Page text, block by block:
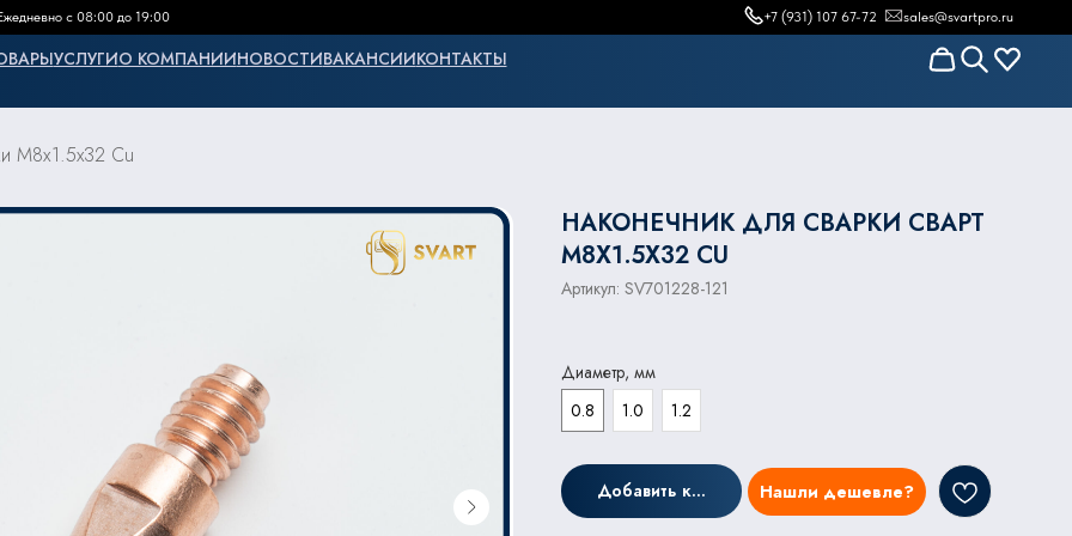
с 08:00 до 19:00 +7 (931) 107 67-72 sales@svartpro.ru
УСЛУГИО КОМПАНИИНОВОСТИВАКАНСИИКОНТАКТЫ
M8х1.5x32 Cu
НАКОНЕЧНИК ДЛЯ СВАРКИ СВАРТ
M8Х1.5X32 CU
Артикул: SV701228-121
Диаметр, мм
0.8
1.0 1.2
Добавить к заказу Нашли дешевле?